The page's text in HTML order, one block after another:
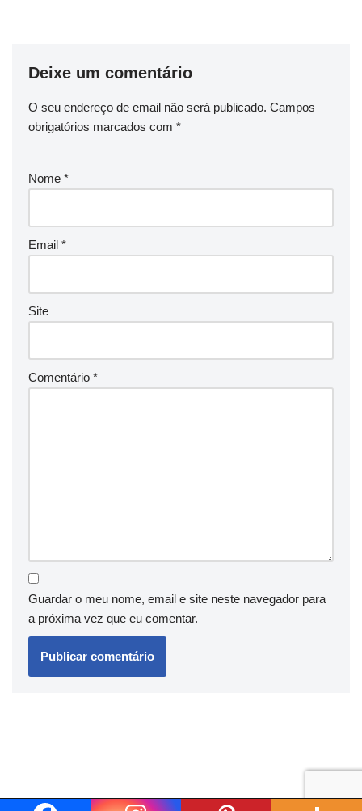
Deixe um comentário
O seu endereço de email não será publicado. Campos
obrigatórios marcados com *
Nome *
Email *
Site
Comentário *
Guardar o meu nome, email e site neste navegador para
a próxima vez que eu comentar.